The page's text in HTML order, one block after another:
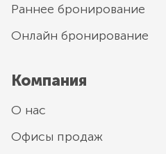
Раннее бронирование
Онлайн бронирование
Компания
О нас
Офисы продаж